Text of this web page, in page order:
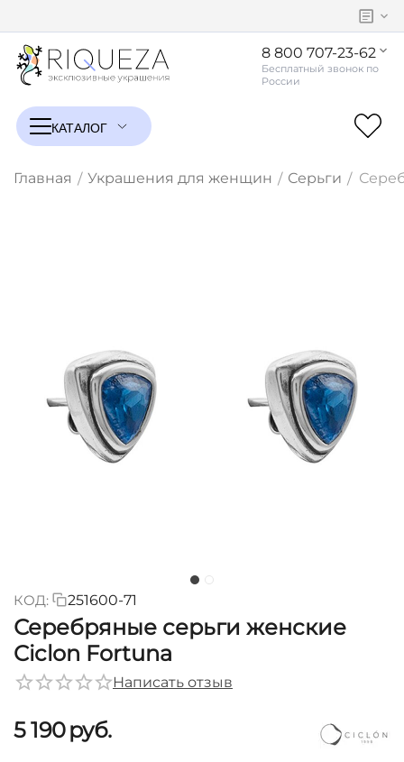
8 800 707-23-62
Главная / Украшения для женщин / Серьги /
КОД: 251600-71
Серебряные серьги женские
Ciclon Fortuna
Написать отзыв
5 190руб.